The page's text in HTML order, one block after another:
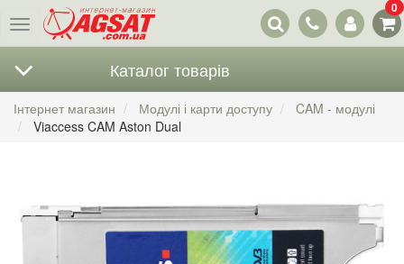
Меню
Наші
контакти
0
Каталог товарів
Інтернет магазин Модулі і карти доступу
CAM - модулі
Viaccess CAM Aston Dual